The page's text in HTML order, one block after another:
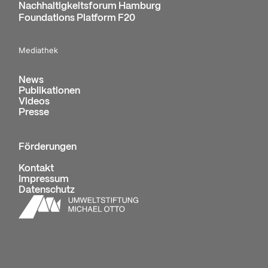
Nachhaltigkeitsforum Hamburg
Foundations Platform F20
Mediathek
News
Publikationen
Videos
Presse
Förderungen
Kontakt
Impressum
Datenschutz